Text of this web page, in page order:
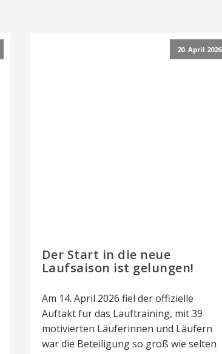
20. April 2026
Der Start in die neue
Laufsaison ist gelungen!
Am 14. April 2026 fiel der offizielle
Auftakt für das Lauftraining, mit 39
motivierten Läuferinnen und Läufern
war die Beteiligung so groß wie selten